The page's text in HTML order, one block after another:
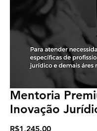
Mentoria
Inovação
R$1,245.00Price